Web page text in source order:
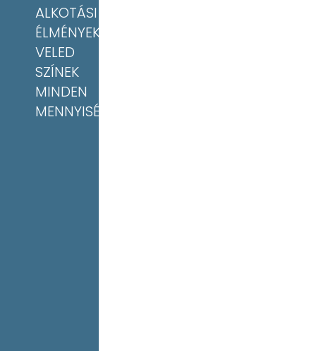
ALKOTÁSI
ÉLMÉNYEK
VELED
SZÍNEK
MINDEN
MENNYISÉGBEN